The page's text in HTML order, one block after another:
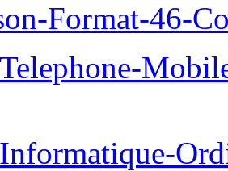
Format-46-